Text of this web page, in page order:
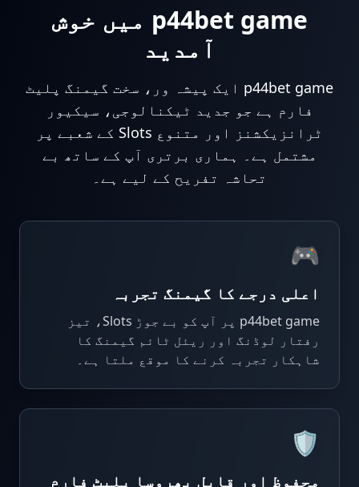
29/06/2026 احمدق*** نے جیک پاٹ جیتا 615,000 PKR 🎰
29/06/2026 احمدا*** نے جیتے 116,000 PKR 💰
29/06/2026 احمدمن*** نے جیتے 44,000 PKR 🏆
29/06/2026 احمدخ*** کو ریبیٹ ملا 1,400 PKR 💵
29/06/2026 خانخ*** کو بونس ملا 2,700 PKR ✨
29/06/2026 احمدمغل*** کو بونس ملا 3,700 PKR 🎁
29/06/2026 احمدبٹ*** کی رقم نکلوانا کامیاب رہا 10,500 PKR 🏦
29/06/2026 احمدبٹع*** کو بونس ملا 4,700 PKR 🎁
29/06/2026 احمدصد*** نے جیتے 9,000 PKR 💰
29/06/2026 احمدمغلعث*** کو بونس ملا 2,300 PKR ✨
29/06/2026 احمدمس*** نے جیتے 37,000 PKR 🔥
29/06/2026 خانا*** نے جیک پاٹ جیتا 500,000 PKR 🎰
29/06/2026 احمدش*** کی رقم نکلوانا کامیاب رہا 43,000 PKR 🏦
29/06/2026 احمدرض*** نے جیک پاٹ جیتا 295,000 PKR 🚀
29/06/2026 احمدن*** نے جیک پاٹ جیتا 895,000 PKR 🎰
p44bet game میں خوش
آمدید
p44bet game ایک پیشہ ور، سخت گیمنگ پلیٹ
فارم ہے جو جدید ٹیکنالوجی، سیکیور
ٹرانزیکشنز اور متنوع Slots کے شعبے پر
مشتمل ہے۔ ہماری برتری آپ کے ساتھ بے
تحاشہ تفریح کے لیے ہے۔
🎮
اعلی درجے کا گیمنگ تجربہ
p44bet game پر آپ کو بے جوڑ Slots، تیز
رفتار لوڈنگ اور ریئل ٹائم گیمنگ کا
شاہکار تجربہ کرنے کا موقع ملتا ہے۔
🛡️
محفوظ اور قابل بھروسا پلیٹ فارم